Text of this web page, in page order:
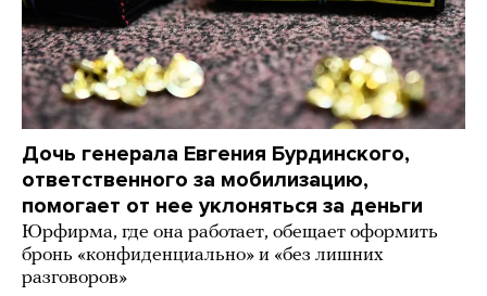
Дочь генерала Евгения Бурдинского,
ответственного за мобилизацию,
помогает от нее уклоняться за деньги
Юрфирма, где она работает, обещает оформить
бронь «конфиденциально» и «без лишних
разговоров»